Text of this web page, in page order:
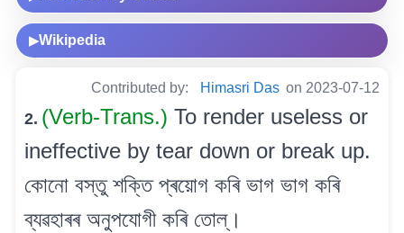
▶Wikipedia
Contributed by: Himasri Das on 2023-07-12
2. (Verb-Trans.) To render useless or
ineffective by tear down or break up.
কোনো বস্তু শক্তি প্ৰয়োগ কৰি ভাগ ভাগ কৰি
ব্যৱহাৰৰ অনুপযোগী কৰি তোল্।